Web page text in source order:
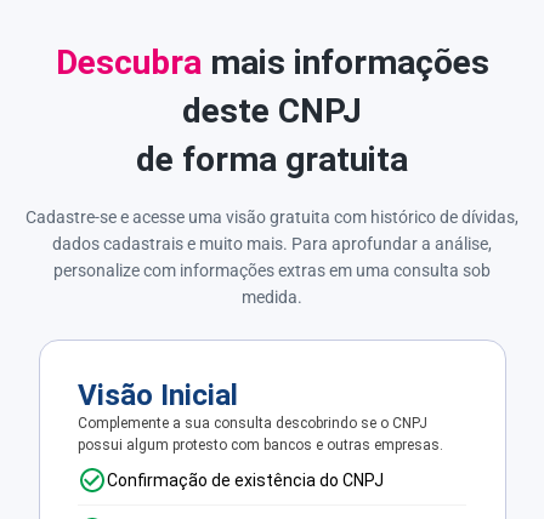
Descubra mais informações
deste CNPJ
de forma gratuita
Cadastre-se e acesse uma visão gratuita com histórico de dívidas,
dados cadastrais e muito mais. Para aprofundar a análise,
personalize com informações extras em uma consulta sob
medida.
Visão Inicial
Complemente a sua consulta descobrindo se o CNPJ
possui algum protesto com bancos e outras empresas.
Confirmação de existência do CNPJ